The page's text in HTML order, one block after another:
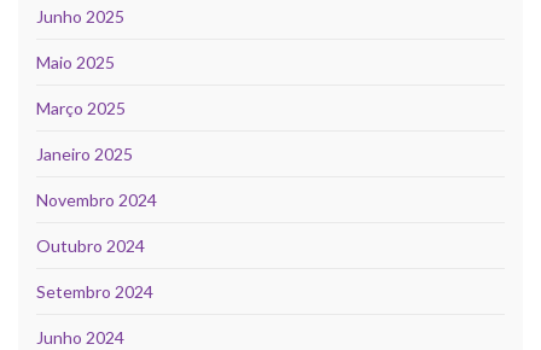
Junho 2025
Maio 2025
Março 2025
Janeiro 2025
Novembro 2024
Outubro 2024
Setembro 2024
Junho 2024